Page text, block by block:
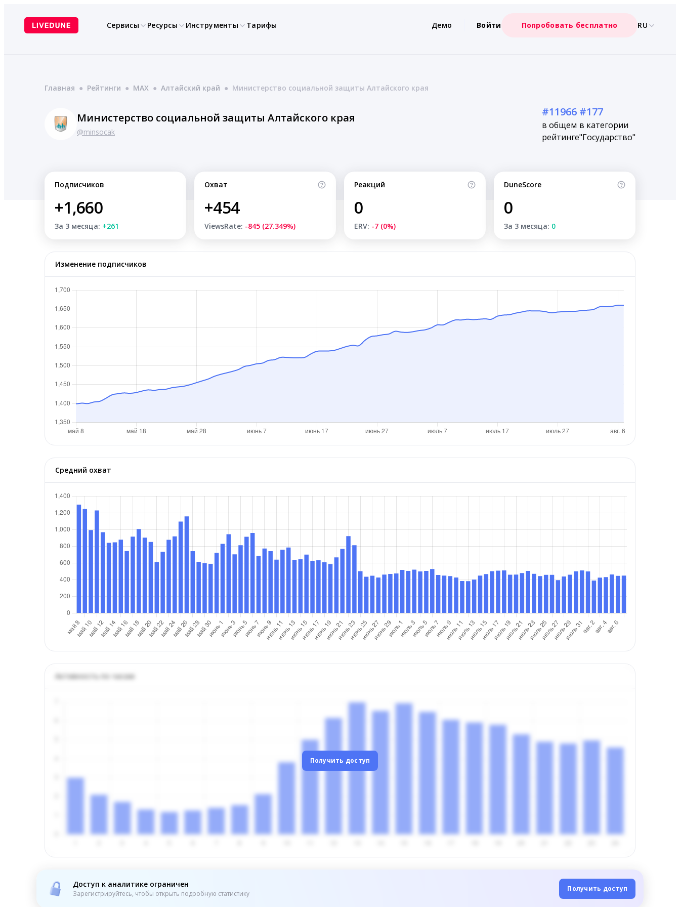
содержимому
Сервисы Ресурсы Инструменты Тарифы Демо Войти Попробовать бесплатно RU
Главная ● Рейтинги ● MAX ● Алтайский край ● Министерство социальной защиты Алтайского края
Министерство социальной защиты Алтайского края
@minsocak
#11966
в общем
рейтинге
#177
в категории
"Государство"
Подписчиков
+1,660
За 3 месяца: +261
Охват
+454
ViewsRate: -845 (27.349%)
Реакций
0
ERV: -7 (0%)
DuneScore
0
За 3 месяца: 0
Изменение подписчиков
Средний охват
Активность по часам
Получить доступ
Доступ к аналитике ограничен
Зарегистрируйтесь, чтобы открыть подробную статистику
Получить доступ